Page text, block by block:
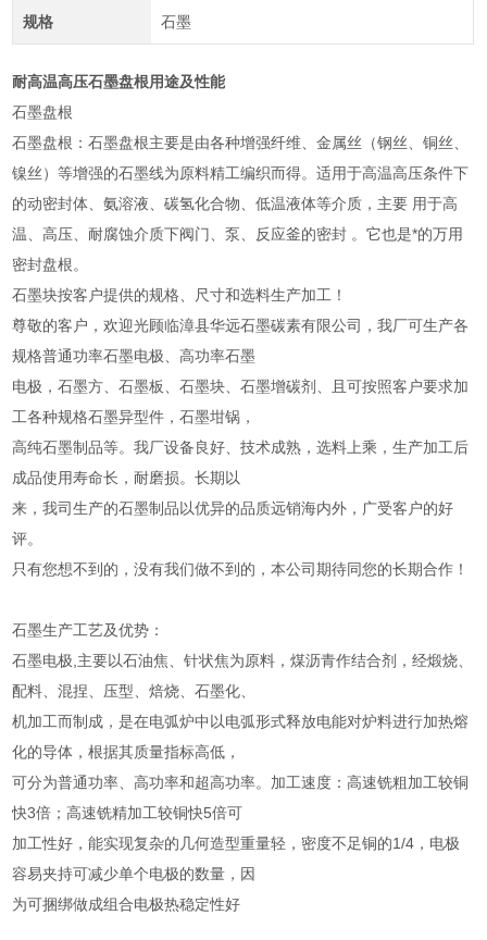
规格 石墨
耐高温高压石墨盘根用途及性能
石墨盘根
石墨盘根：石墨盘根主要是由各种增强纤维、金属丝（钢丝、铜丝、
镍丝）等增强的石墨线为原料精工编织而得。适用于高温高压条件下
的动密封体、氨溶液、碳氢化合物、低温液体等介质，主要 用于高
温、高压、耐腐蚀介质下阀门、泵、反应釜的密封 。它也是*的万用
密封盘根。
石墨块按客户提供的规格、尺寸和选料生产加工！
尊敬的客户，欢迎光顾临漳县华远石墨碳素有限公司，我厂可生产各
规格普通功率石墨电极、高功率石墨
电极，石墨方、石墨板、石墨块、石墨增碳剂、且可按照客户要求加
工各种规格石墨异型件，石墨坩锅，
高纯石墨制品等。我厂设备良好、技术成熟，选料上乘，生产加工后
成品使用寿命长，耐磨损。长期以
来，我司生产的石墨制品以优异的品质远销海内外，广受客户的好
评。
只有您想不到的，没有我们做不到的，本公司期待同您的长期合作！
石墨生产工艺及优势：
石墨电极,主要以石油焦、针状焦为原料，煤沥青作结合剂，经煅烧、
配料、混捏、压型、焙烧、石墨化、
机加工而制成，是在电弧炉中以电弧形式释放电能对炉料进行加热熔
化的导体，根据其质量指标高低，
可分为普通功率、高功率和超高功率。加工速度：高速铣粗加工较铜
快3倍；高速铣精加工较铜快5倍可
加工性好，能实现复杂的几何造型重量轻，密度不足铜的1/4，电极
容易夹持可减少单个电极的数量，因
为可捆绑做成组合电极热稳定性好